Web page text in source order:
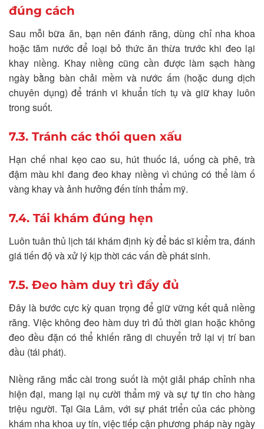
đúng cách
Sau mỗi bữa ăn, bạn nên đánh răng, dùng chỉ nha khoa
hoặc tăm nước để loại bỏ thức ăn thừa trước khi đeo lại
khay niềng. Khay niềng cũng cần được làm sạch hàng
ngày bằng bàn chải mềm và nước ấm (hoặc dung dịch
chuyên dụng) để tránh vi khuẩn tích tụ và giữ khay luôn
trong suốt.
7.3. Tránh các thói quen xấu
Hạn chế nhai kẹo cao su, hút thuốc lá, uống cà phê, trà
đậm màu khi đang đeo khay niềng vì chúng có thể làm ố
vàng khay và ảnh hưởng đến tính thẩm mỹ.
7.4. Tái khám đúng hẹn
Luôn tuân thủ lịch tái khám định kỳ để bác sĩ kiểm tra, đánh
giá tiến độ và xử lý kịp thời các vấn đề phát sinh.
7.5. Đeo hàm duy trì đầy đủ
Đây là bước cực kỳ quan trọng để giữ vững kết quả niềng
răng. Việc không đeo hàm duy trì đủ thời gian hoặc không
đeo đều đặn có thể khiến răng di chuyển trở lại vị trí ban
đầu (tái phát).
Niềng răng mắc cài trong suốt là một giải pháp chỉnh nha
hiện đại, mang lại nụ cười thẩm mỹ và sự tự tin cho hàng
triệu người. Tại Gia Lâm, với sự phát triển của các phòng
khám nha khoa uy tín, việc tiếp cận phương pháp này ngày